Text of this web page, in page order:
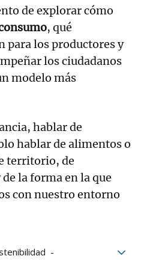
de explorar cómo
, qué
para los productores y
los ciudadanos
modelo más
hablar de
hablar de alimentos o
territorio, de
la forma en la que
con nuestro entorno